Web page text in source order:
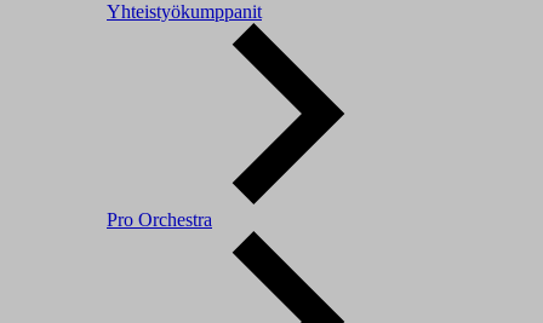
Yhteistyökumppanit
Pro Orchestra